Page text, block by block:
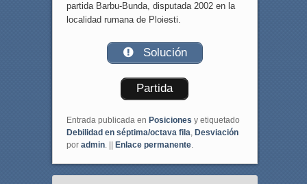
partida Barbu-Bunda, disputada 2002 en la
localidad rumana de Ploiesti.
Solución
Partida
Entrada publicada en Posiciones y etiquetado
Debilidad en séptima/octava fila Desviación
por admin. || Enlace permanente.